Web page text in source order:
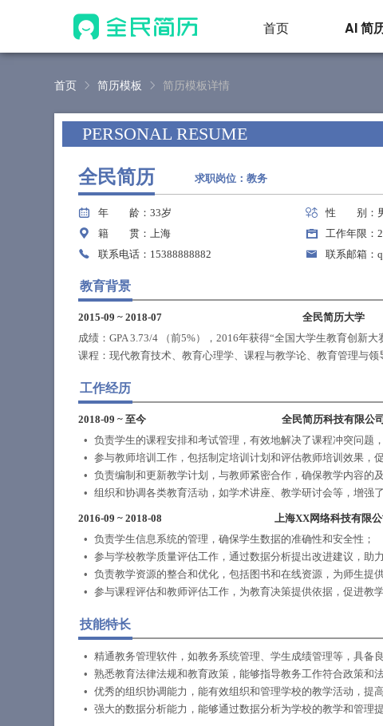
首页 AI 简
首页 简历模板 简历模板详情
PERSONAL RESUME
全民简历 求职岗位：教务
年 龄 ：33岁 性 别 ：
籍 贯 ：上海 工作年限 ：
联系电话 ：15388888882 联系邮箱 ：
教育背景
2015-09 ~ 2018-07 全民简历大学
成绩：GPA 3.73/4 （前5%），2016年获得“全国大学生教育创新大
课程：现代教育技术、教育心理学、课程与教学论、教育管理与领
工作经历
2018-09 ~ 至今 全民简历科技有限公司
负责学生的课程安排和考试管理，有效地解决了课程冲突问题
参与教师培训工作，包括制定培训计划和评估教师培训效果，
负责编制和更新教学计划，与教师紧密合作，确保教学内容的
组织和协调各类教育活动，如学术讲座、教学研讨会等，增强
2016-09 ~ 2018-08 上海XX网络科技有限公
负责学生信息系统的管理，确保学生数据的准确性和安全性；
参与学校教学质量评估工作，通过数据分析提出改进建议，助
负责教学资源的整合和优化，包括图书和在线资源，为师生提
参与课程评估和教师评估工作，为教育决策提供依据，促进教
技能特长
精通教务管理软件，如教务系统管理、学生成绩管理等，具备
熟悉教育法律法规和教育政策，能够指导教务工作符合政策和
优秀的组织协调能力，能有效组织和管理学校的教学活动，提
强大的数据分析能力，能够通过数据分析为学校的教学和管理提